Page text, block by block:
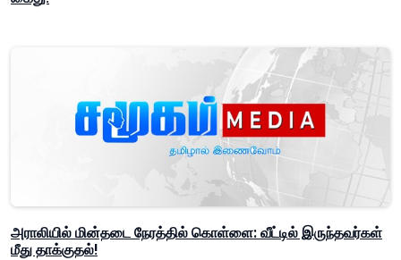
அராலியில் மின்தடை நேரத்தில் கொள்ளை: வீட்டில் இருந்தவர்கள்
மீது தாக்குதல்!